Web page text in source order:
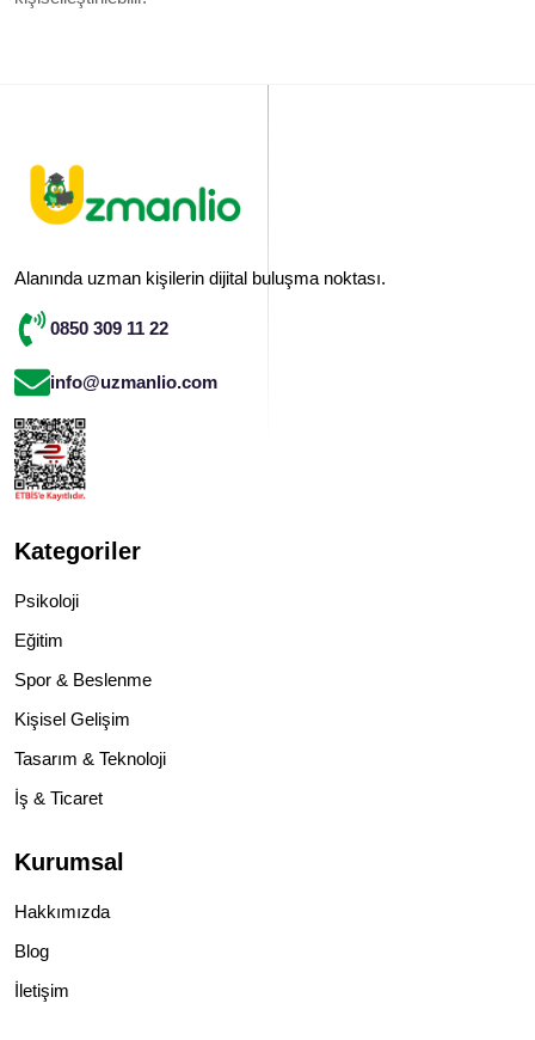
Alanında uzman kişilerin dijital buluşma noktası.
0850 309 11 22
info@uzmanlio.com
Kategoriler
Psikoloji
Eğitim
Spor & Beslenme
Kişisel Gelişim
Tasarım & Teknoloji
İş & Ticaret
Kurumsal
Hakkımızda
Blog
İletişim